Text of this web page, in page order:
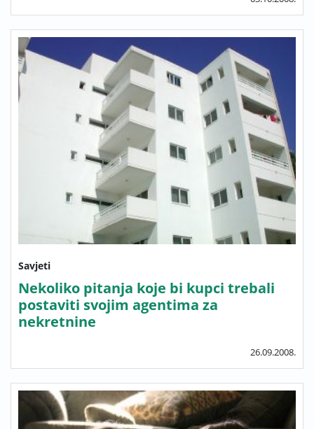
Savjeti
Nekoliko pitanja koje bi kupci trebali
postaviti svojim agentima za
nekretnine
26.09.2008.